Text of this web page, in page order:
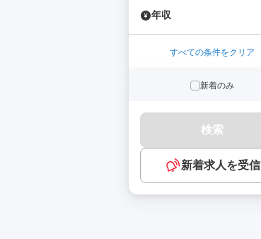
年収
すべての条件をクリア
新着のみ
検索
新着求人を受信